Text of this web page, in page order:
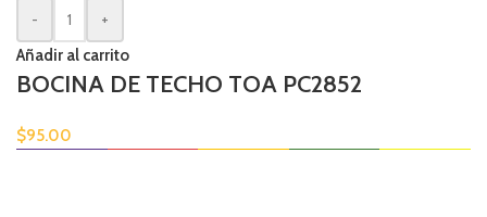
-
+
Añadir al carrito
BOCINA DE TECHO TOA PC2852
$95.00